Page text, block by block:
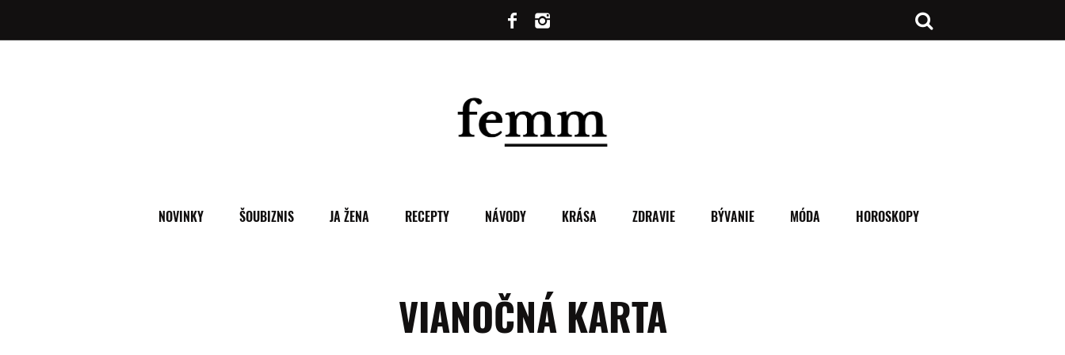
NOVINKY ŠOUBIZNIS JA ŽENA RECEPTY NÁVODY KRÁSA ZDRAVIE BÝVANIE MÓDA HOROSKOPY
VIANOČNÁ KARTA